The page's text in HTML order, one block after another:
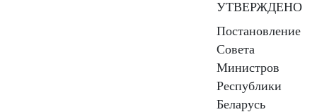
УТВЕРЖДЕНО
Постановление
Совета
Министров
Республики
Беларусь